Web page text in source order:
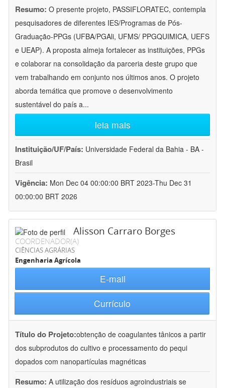
Resumo: O presente projeto, PASSIFLORATEC, contempla
pesquisadores de diferentes IES/Programas de Pós-
Graduação-PPGs (UFBA/PGAli, UFMS/ PPGQUIMICA, UEFS
e UEAP). A proposta almeja fortalecer as instituições, PPGs
e colaborar na consolidação da parceria deste grupo que
vem trabalhando em conjunto nos últimos anos. O projeto
aborda temática que promove o desenvolvimento
sustentável do país a...
leia mais
Instituição/UF/País: Universidade Federal da Bahia - BA -
Brasil
Vigência: Mon Dec 04 00:00:00 BRT 2023-Thu Dec 31
00:00:00 BRT 2026
Alisson Carraro Borges
COORDENADOR(A)
CIÊNCIAS AGRÁRIAS
Engenharia Agrícola
E-mail
Currículo
Título do Projeto:obtenção de coagulantes tânicos a partir
dos subprodutos do cultivo e processamento do pequi
dopados com nanopartículas magnéticas
Resumo: A utilização dos resíduos agroindustriais se